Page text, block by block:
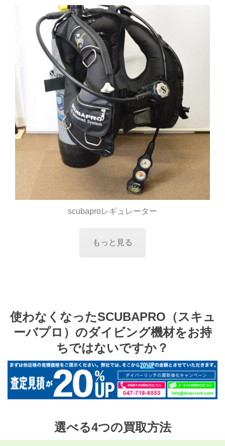
scubaproレギュレーター
もっと見る
使わなくなったSCUBAPRO（スキュ
ーバプロ）のダイビング機材をお持
ちではないですか？
選べる4つの買取方法